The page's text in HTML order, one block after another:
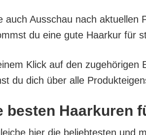
auch Aus­schau nach aktu­el­len
du eine gute Haar­kur für
Klick auf den zuge­hö­ri­gen
du dich über alle
bes­ten Haar­kuren
hier die belieb­tes­ten und